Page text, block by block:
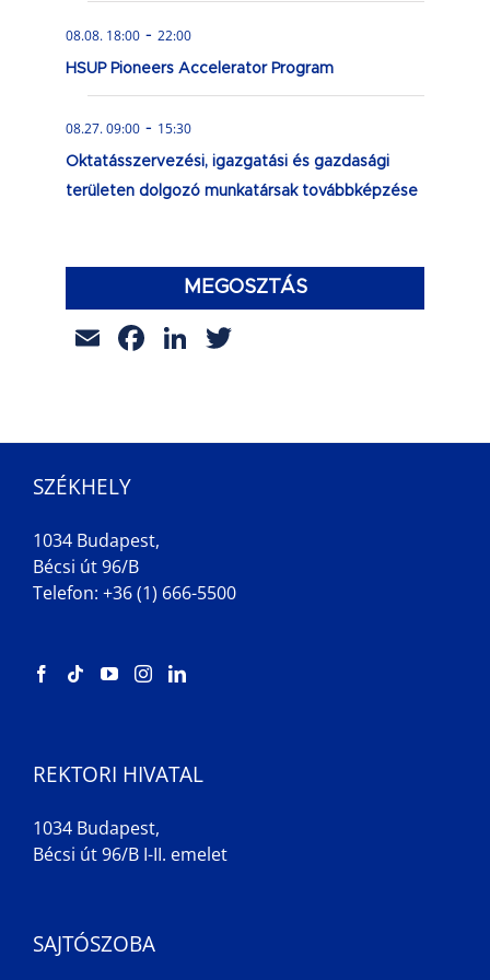
08.08. 18:00 - 22:00
HSUP Pioneers Accelerator Program
08.27. 09:00 - 15:30
Oktatásszervezési, igazgatási és gazdasági
területen dolgozó munkatársak továbbképzése
MEGOSZTÁS
EmailFacebook
LinkedIn
SZÉKHELY
1034 Budapest,
Bécsi út 96/B
Telefon: +36 (1) 666-5500
REKTORI HIVATAL
1034 Budapest,
Bécsi út 96/B I-II. emelet
SAJTÓSZOBA